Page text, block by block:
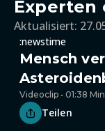
Experten
Aktualisiert:
:newstime
Mensch
Videoclip • 01:38 Min
Teilen